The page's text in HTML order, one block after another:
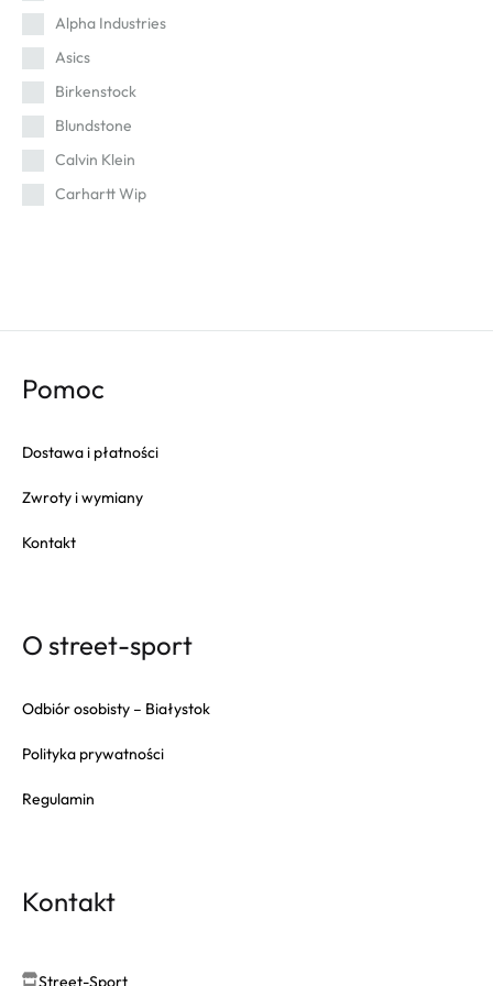
46 2/3
46
47 1/3
48
Alpha Industries
Asics
Birkenstock
Blundstone
Calvin Klein
Carhartt Wip
Converse
Crocs
Eastpak
Fila
Fitflop
Goorin Bros
Herschel
Jansport
Keen
Le Coq Sportif
Pomoc
Dostawa i płatności
Zwroty i wymiany
Kontakt
O street-sport
Odbiór osobisty – Białystok
Polityka prywatności
Regulamin
Kontakt
Street-Sport